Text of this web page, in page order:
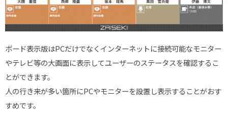
ボード表示版はPCだけでなくインターネットに接続可能なモニター
やテレビ等の大画面に表示してユーザーのステータスを確認するこ
とができます。
人の行き来が多い箇所にPCやモニターを設置し表示することがおす
すめです。